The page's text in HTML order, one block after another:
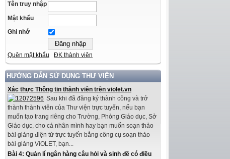
Tên truy nhập
Mật khẩu
Ghi nhớ
Quên mật khẩu ĐK thành viên
HƯỚNG DẪN SỬ DỤNG THƯ VIỆN
Xác thực Thông tin thành viên trên violet.vn
Sau khi đã đăng ký thành công và trở
thành thành viên của Thư viện trực tuyến, nếu bạn
muốn tạo trang riêng cho Trường, Phòng Giáo dục, Sở
Giáo dục, cho cá nhân mình hay bạn muốn soạn thảo
bài giảng điện tử trực tuyến bằng công cụ soạn thảo
bài giảng ViOLET, bạn...
Bài 4: Quản lí ngân hàng câu hỏi và sinh đề có điều